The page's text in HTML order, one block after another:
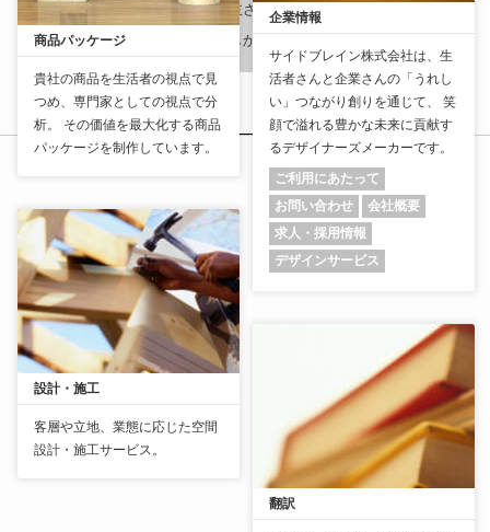
ル！！！ すごく人柄のよい店主さんでアットホーム感がまた再
訪をそそります。 すごく美味しかったです、また利用します
企業情報
サイドブレイン株式会社は、生
活者さんと企業さんの「うれし
い」つながり創りを通じて、 笑
顔で溢れる豊かな未来に貢献す
るデザイナーズメーカーです。
ご利用にあたって
お問い合わせ
会社概要
求人・採用情報
デザインサービス
商品パッケージ
貴社の商品を生活者の視点で見
つめ、専門家としての視点で分
析。 その価値を最大化する商品
パッケージを制作しています。
翻訳
設計・施工
客層や立地、業態に応じた空間
設計・施工サービス。